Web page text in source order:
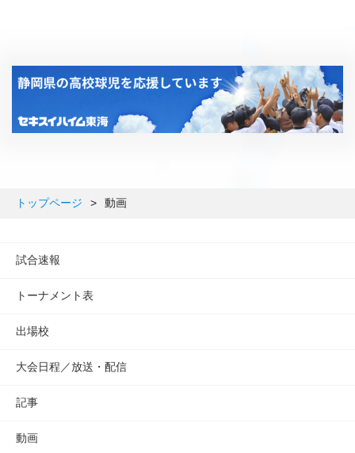
トップページ > 動画
試合速報
トーナメント表
出場校
大会日程／放送・配信
記事
動画